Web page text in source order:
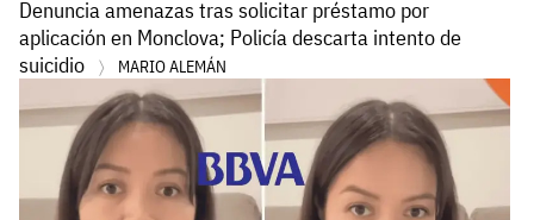
Denuncia amenazas tras solicitar préstamo por
aplicación en Monclova; Policía descarta intento de
suicidio
MARIO ALEMÁN